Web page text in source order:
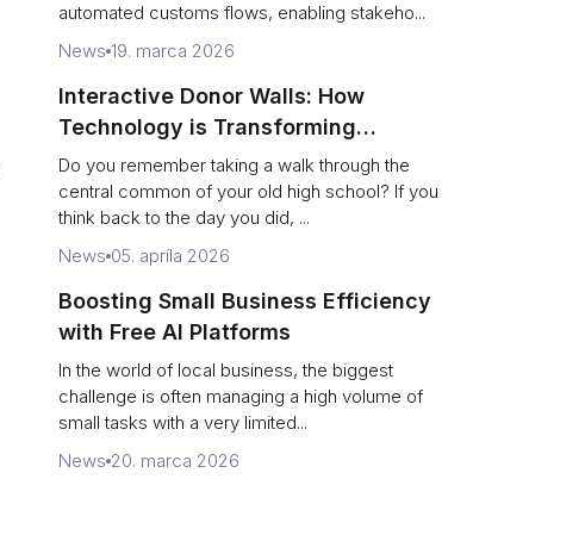
automated customs flows, enabling stakeho...
News 19. marca 2026
Interactive Donor Walls: How
Technology is Transforming
Campus Philanthropy
Do you remember taking a walk through the
central common of your old high school? If you
think back to the day you did, ...
News 05. apríla 2026
Boosting Small Business Efficiency
with Free AI Platforms
In the world of local business, the biggest
challenge is often managing a high volume of
small tasks with a very limited...
News 20. marca 2026